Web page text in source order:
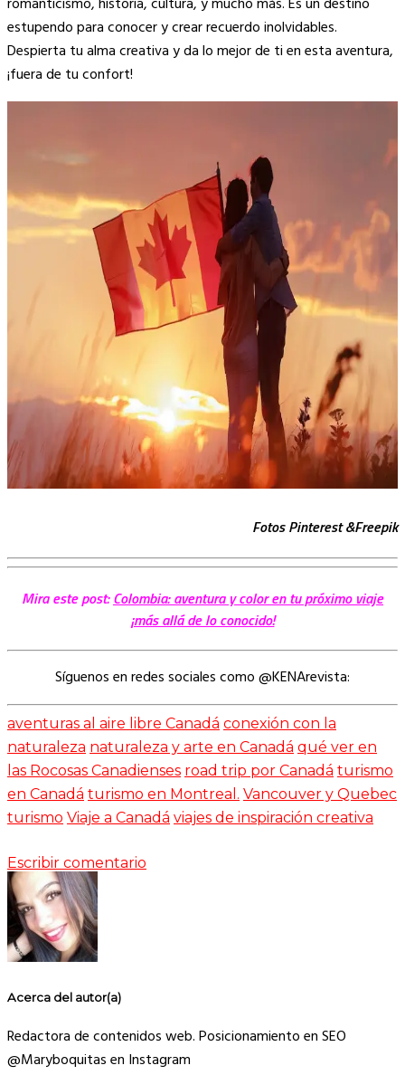
estupendo para conocer y crear recuerdo inolvidables.
Despierta tu alma creativa y da lo mejor de ti en esta aventura,
¡fuera de tu confort!
Fotos Pinterest &Freepik
Mira este post:Colombia: aventura y color en tu próximo viaje
¡más allá de lo conocido!
Síguenos en redes sociales como @KENArevista:
aventuras al aire libre Canadá conexión con la
naturaleza naturaleza y arte en Canadá qué ver en
las Rocosas Canadienses road trip por Canadá turismo
en Canadá turismo en Montreal. Vancouver y Quebec
turismo Viaje a Canadá viajes de inspiración creativa
Escribir comentario
Acerca del autor(a)
Redactora de contenidos web. Posicionamiento en SEO
@Maryboquitas en Instagram